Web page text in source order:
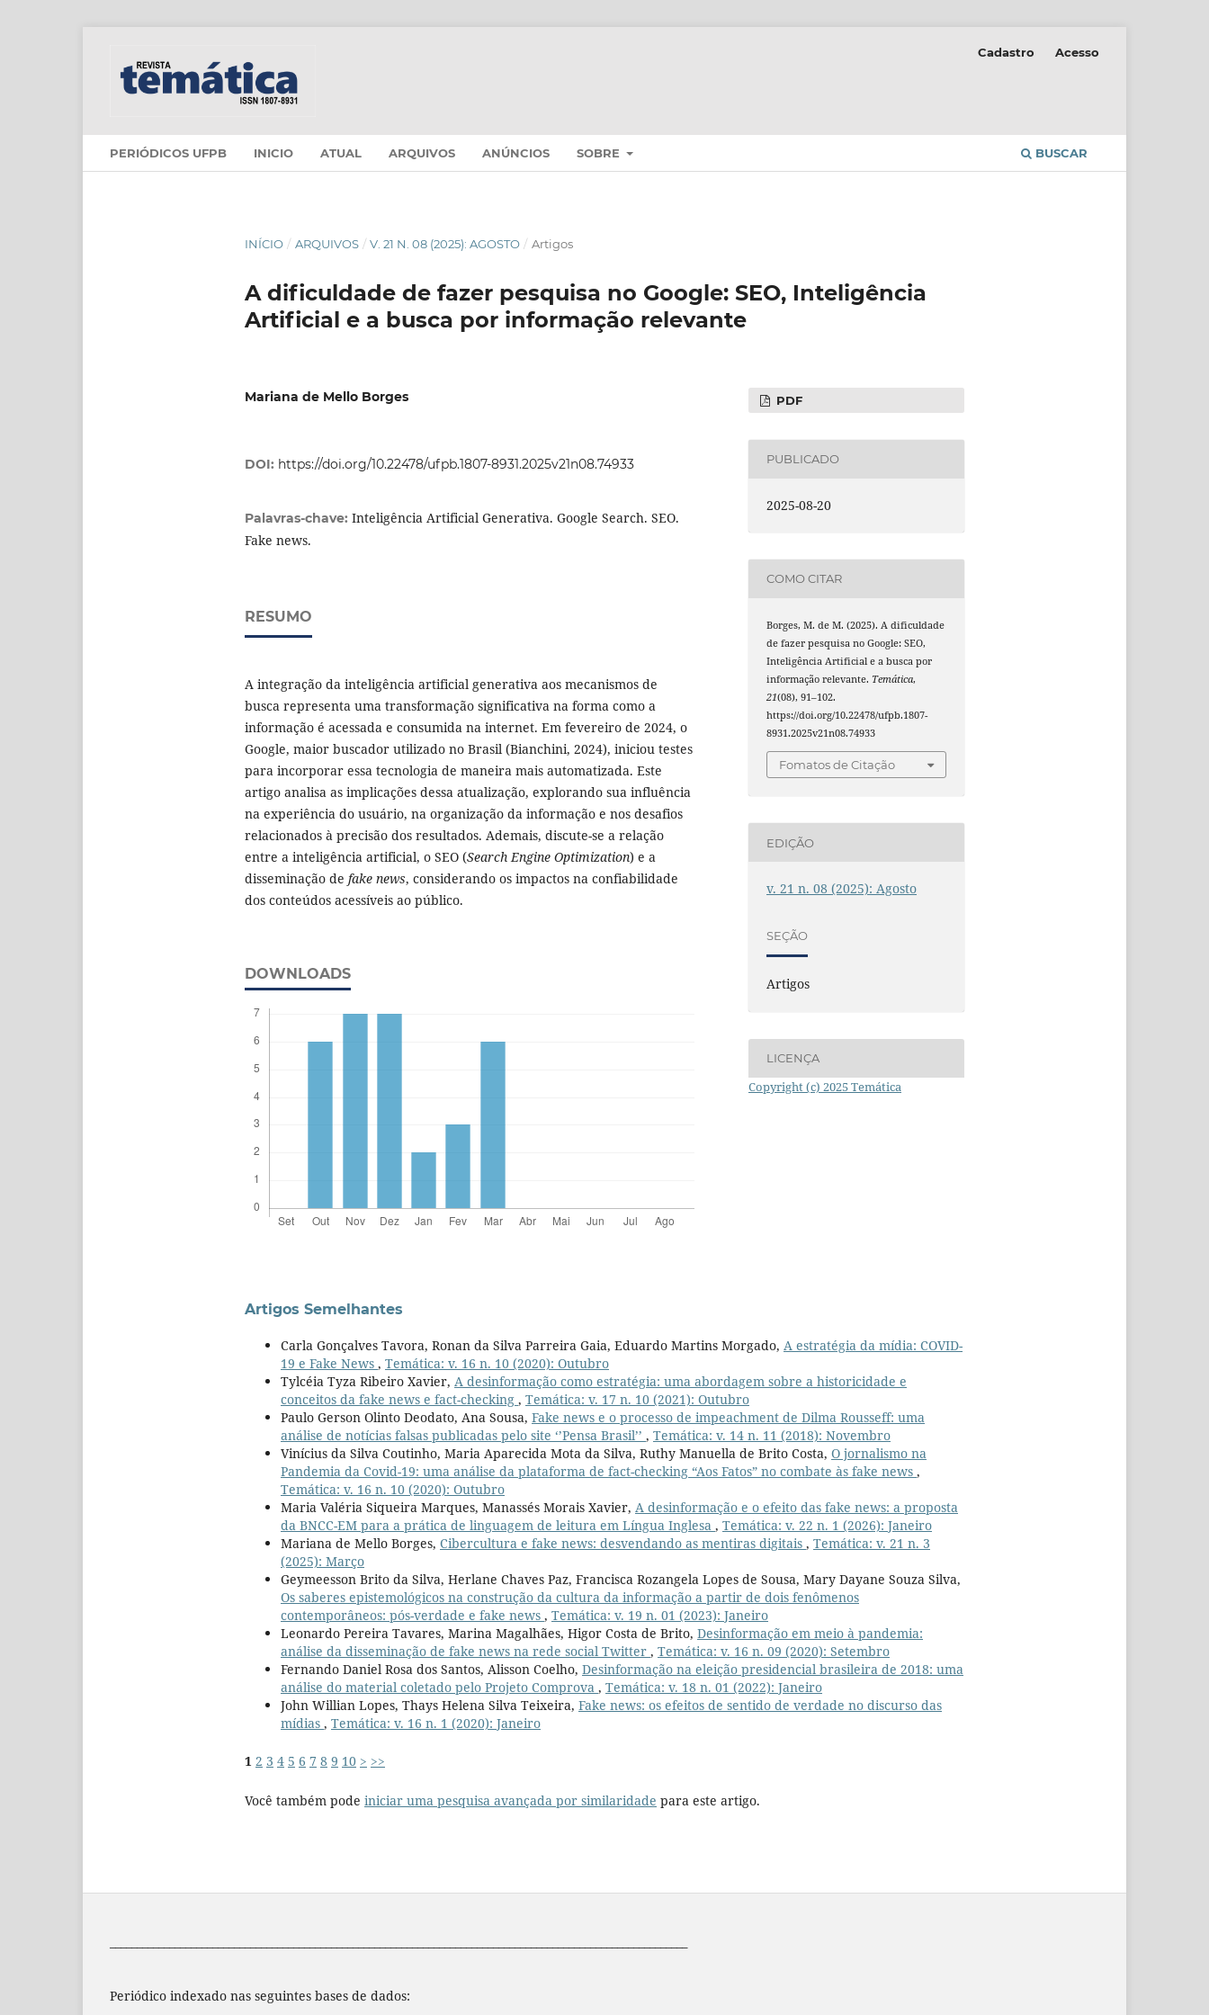
PERIÓDICOS UFPB INICIO ATUAL ARQUIVOS ANÚNCIOS SOBRE BUSCAR
Cadastro Acesso
INÍCIO / ARQUIVOS / V. 21 N. 08 (2025): AGOSTO / Artigos
A dificuldade de fazer pesquisa no Google: SEO, Inteligência
Artificial e a busca por informação relevante
Mariana de Mello Borges
DOI: https://doi.org/10.22478/ufpb.1807-8931.2025v21n08.74933
Palavras-chave: Inteligência Artificial Generativa. Google Search. SEO.
Fake news.
RESUMO
A integração da inteligência artificial generativa aos mecanismos de
busca representa uma transformação significativa na forma como a
informação é acessada e consumida na internet. Em fevereiro de 2024, o
Google, maior buscador utilizado no Brasil (Bianchini, 2024), iniciou testes
para incorporar essa tecnologia de maneira mais automatizada. Este
artigo analisa as implicações dessa atualização, explorando sua influência
na experiência do usuário, na organização da informação e nos desafios
relacionados à precisão dos resultados. Ademais, discute-se a relação
entre a inteligência artificial, o SEO (Search Engine Optimization) e a
disseminação de fake news, considerando os impactos na confiabilidade
dos conteúdos acessíveis ao público.
DOWNLOADS
PDF
PUBLICADO
2025-08-20
COMO CITAR
Borges, M. de M. (2025). A dificuldade
de fazer pesquisa no Google: SEO,
Inteligência Artificial e a busca por
informação relevante. Temática,
21(08), 91–102.
https://doi.org/10.22478/ufpb.1807-
8931.2025v21n08.74933
Fomatos de Citação
EDIÇÃO
v. 21 n. 08 (2025): Agosto
SEÇÃO
Artigos
LICENÇA
Copyright (c) 2025 Temática
Artigos Semelhantes
Carla Gonçalves Tavora, Ronan da Silva Parreira Gaia, Eduardo Martins Morgado, A estratégia da mídia: COVID-
19 e Fake News , Temática: v. 16 n. 10 (2020): Outubro
Tylcéia Tyza Ribeiro Xavier, A desinformação como estratégia: uma abordagem sobre a historicidade e
conceitos da fake news e fact-checking , Temática: v. 17 n. 10 (2021): Outubro
Paulo Gerson Olinto Deodato, Ana Sousa, Fake news e o processo de impeachment de Dilma Rousseff: uma
análise de notícias falsas publicadas pelo site ‘’Pensa Brasil’’ , Temática: v. 14 n. 11 (2018): Novembro
Vinícius da Silva Coutinho, Maria Aparecida Mota da Silva, Ruthy Manuella de Brito Costa, O jornalismo na
Pandemia da Covid-19: uma análise da plataforma de fact-checking “Aos Fatos” no combate às fake news ,
Temática: v. 16 n. 10 (2020): Outubro
Maria Valéria Siqueira Marques, Manassés Morais Xavier, A desinformação e o efeito das fake news: a proposta
da BNCC-EM para a prática de linguagem de leitura em Língua Inglesa , Temática: v. 22 n. 1 (2026): Janeiro
Mariana de Mello Borges, Cibercultura e fake news: desvendando as mentiras digitais , Temática: v. 21 n. 3
(2025): Março
Geymeesson Brito da Silva, Herlane Chaves Paz, Francisca Rozangela Lopes de Sousa, Mary Dayane Souza Silva,
Os saberes epistemológicos na construção da cultura da informação a partir de dois fenômenos
contemporâneos: pós-verdade e fake news , Temática: v. 19 n. 01 (2023): Janeiro
Leonardo Pereira Tavares, Marina Magalhães, Higor Costa de Brito, Desinformação em meio à pandemia:
análise da disseminação de fake news na rede social Twitter , Temática: v. 16 n. 09 (2020): Setembro
Fernando Daniel Rosa dos Santos, Alisson Coelho, Desinformação na eleição presidencial brasileira de 2018: uma
análise do material coletado pelo Projeto Comprova , Temática: v. 18 n. 01 (2022): Janeiro
John Willian Lopes, Thays Helena Silva Teixeira, Fake news: os efeitos de sentido de verdade no discurso das
mídias , Temática: v. 16 n. 1 (2020): Janeiro
1 2 3 4 5 6 7 8 9 10 > >>
Você também pode iniciar uma pesquisa avançada por similaridade para este artigo.
Periódico indexado nas seguintes bases de dados: